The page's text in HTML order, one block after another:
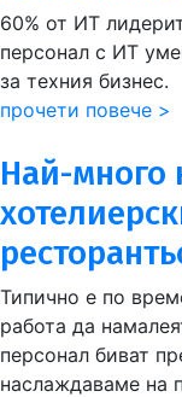
60% от ИТ
персонал с ИТ
за техния бизнес.
прочети повече >
Най-много
Типично е по
работа да
персонал биват
наслаждаваме на